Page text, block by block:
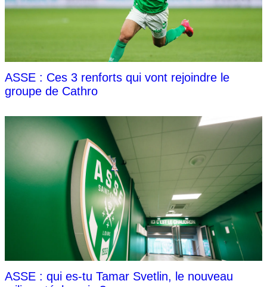
ASSE : Ces 3 renforts qui vont rejoindre le
groupe de Cathro
ASSE : qui es-tu Tamar Svetlin, le nouveau